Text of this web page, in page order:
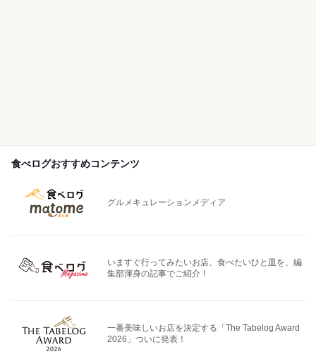
食べログおすすめコンテンツ
グルメキュレーションメディア
いますぐ行ってみたいお店、食べたいひと皿を、編
集部渾身の記事でご紹介！
一番美味しいお店を決定する「The Tabelog Award
2026」ついに発表！